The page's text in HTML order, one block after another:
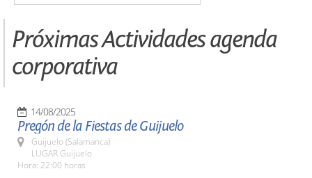
Próximas Actividades agenda
corporativa
14/08/2025
Pregón de la Fiestas de Guijuelo
Guijuelo (Salamanca)
LUGAR Guijuelo
Hora: 22:00 horas